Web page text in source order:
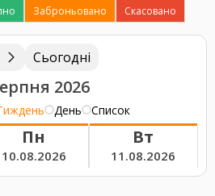
Заброньовано Скасовано
Сьогодні
2026
День Список
Пн
10.08.2026
Вт
11.08.2026